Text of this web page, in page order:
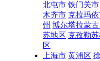
北屯市 铁门关市
木齐市 克拉玛
州 博尔塔拉蒙古
苏地区 克孜勒
区
上海市 黄浦区